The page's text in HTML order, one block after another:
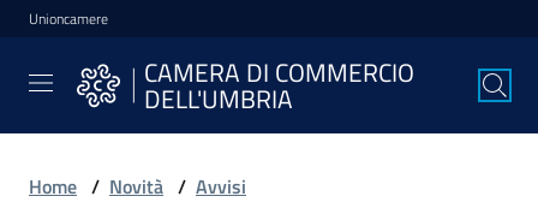
Vai al contenuto
Vai alla navigazione
Vai al footer
Unioncamere
CAMERA DI COMMERCIO
DELL'UMBRIA
CAMERA DI
COMMERCIO
DELL'UMBRIA
Home / Novità / Avvisi